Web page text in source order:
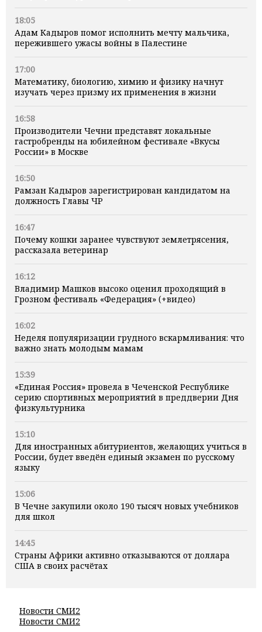
18:05
Адам Кадыров помог исполнить мечту мальчика,
пережившего ужасы войны в Палестине
17:00
Математику, биологию, химию и физику начнут
изучать через призму их применения в жизни
16:58
Производители Чечни представят локальные
гастробренды на юбилейном фестивале «Вкусы
России» в Москве
16:50
Рамзан Кадыров зарегистрирован кандидатом на
должность Главы ЧР
16:47
Почему кошки заранее чувствуют землетрясения,
рассказала ветеринар
16:12
Владимир Машков высоко оценил проходящий в
Грозном фестиваль «Федерация» (+видео)
16:02
Неделя популяризации грудного вскармливания: что
важно знать молодым мамам
15:39
«Единая Россия» провела в Чеченской Республике
серию спортивных мероприятий в преддверии Дня
физкультурника
15:10
Для иностранных абитуриентов, желающих учиться в
России, будет введён единый экзамен по русскому
языку
15:06
В Чечне закупили около 190 тысяч новых учебников
для школ
14:45
Страны Африки активно отказываются от доллара
США в своих расчётах
Новости СМИ2
Новости СМИ2